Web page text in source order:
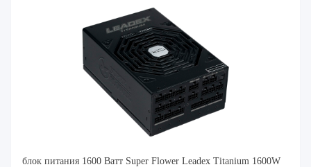
блок питания 1600 Ватт Super Flower Leadex Titanium 1600W